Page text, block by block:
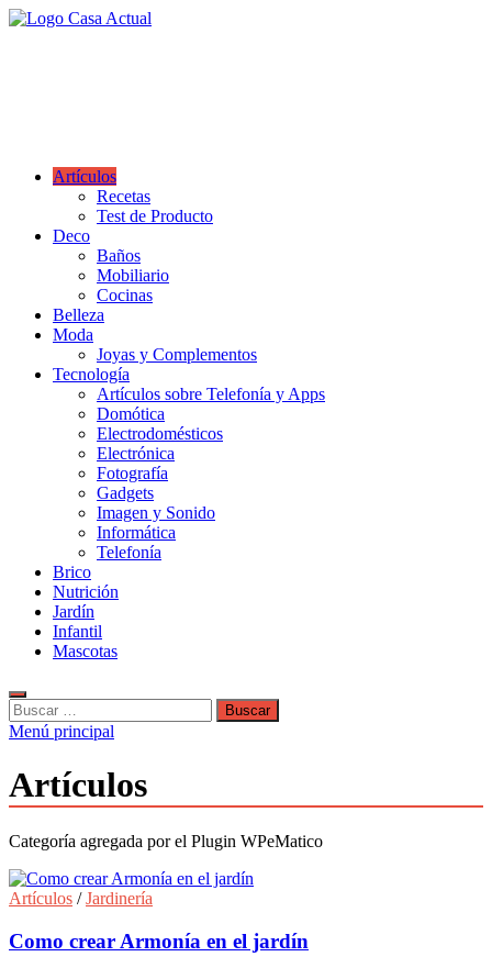
Saltar
Artículos
Recetas
Test de Producto
Deco
Baños
Mobiliario
Cocinas
Belleza
Moda
Joyas y Complementos
Tecnología
Artículos sobre Telefonía y Apps
Domótica
Electrodomésticos
Electrónica
Fotografía
Gadgets
Imagen y Sonido
Informática
Telefonía
Brico
Nutrición
Jardín
Infantil
Mascotas
Buscar:
Menú principal
Artículos
Categoría agregada por el Plugin WPeMatico
Artículos /Jardinería
Como crear Armonía en el jardín